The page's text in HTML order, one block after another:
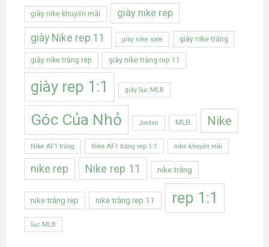
giày nike khuyến mãi giày nike rep
giày Nike rep 11 giày nike sale giày nike trắng
giày nike trắng rep giày nike trắng rep 11
giày rep 1:1 giày Sục MLB
Góc Của Nhỏ Jordan MLB Nike
Nike AF1 trắng Nike AF1 trắng rep 1:1 nike khuyến mãi
nike rep Nike rep 11 nike trắng
nike trắng rep nike trắng rep 11 rep 1:1
Sục MLB